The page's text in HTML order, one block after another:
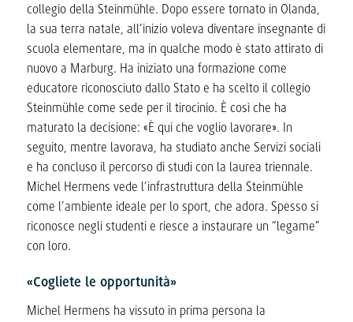
collegio della Steinmühle. Dopo essere tornato in Olanda,
la sua terra natale, all’inizio voleva diventare insegnante di
scuola elementare, ma in qualche modo è stato attirato di
nuovo a Marburg. Ha iniziato una formazione come
educatore riconosciuto dallo Stato e ha scelto il collegio
Steinmühle come sede per il tirocinio. È così che ha
maturato la decisione: «È qui che voglio lavorare». In
seguito, mentre lavorava, ha studiato anche Servizi sociali
e ha concluso il percorso di studi con la laurea triennale.
Michel Hermens vede l’infrastruttura della Steinmühle
come l’ambiente ideale per lo sport, che adora. Spesso si
riconosce negli studenti e riesce a instaurare un “legame”
con loro.
«Cogliete le opportunità»
Michel Hermens ha vissuto in prima persona la